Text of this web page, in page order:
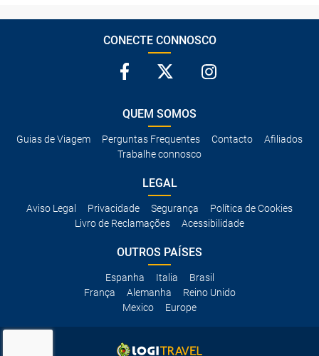
CONECTE CONNOSCO
QUEM SOMOS
Guias de Viagem Perguntas Frequentes Contacto
Afiliados
Trabalhe connosco
LEGAL
Aviso Legal Privacidade Segurança
Política de Cookies
Livro de Reclamações
Acessibilidade
OUTROS PAÍSES
Espanha Italia
Brasil
França
Alemanha
Reino Unido
Mexico
Europe